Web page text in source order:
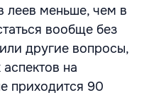
леев меньше, чем в
вообще без
другие вопросы,
на
приходится 90